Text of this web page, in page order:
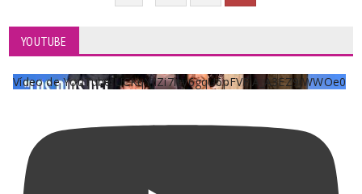
YOUTUBE
Vídeo de YouTube UCKqYjiZi7lzy6gqU6pFVFiA_A3EZ9JWWOe0